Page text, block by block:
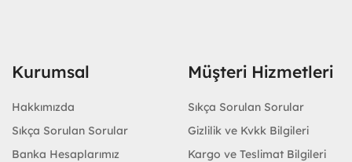
Kurumsal
Hakkımızda
Sıkça Sorulan Sorular
Banka Hesaplarımız
Müşteri Hizmetleri
Sıkça Sorulan Sorular
Gizlilik ve Kvkk Bilgileri
Kargo ve Teslimat Bilgileri